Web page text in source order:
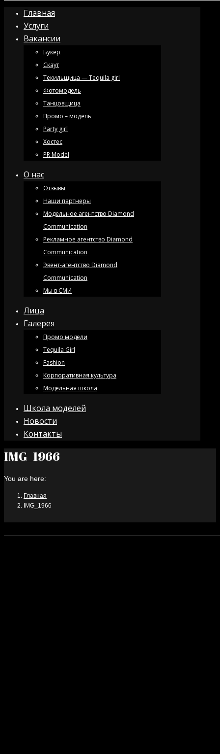
Главная
Услуги
Вакансии
Букер
Скаут
Текильщица — Tequila girl
Фотомодель
Танцовщица
Промо – модель
Party girl
Хостес
PR Model
О нас
Отзывы
Наши партнеры
Модельное агентство Diamond
Communication
Рекламное агентство Diamond
Communication
Эвент-агентство Diamond
Communication
Мы в СМИ
Лица
Галерея
Промо модели
Tequila Girl
Fashion
Корпоративная культура
Модельная школа
Школа моделей
Новости
Контакты
IMG_1966
You are here:
Главная
IMG_1966